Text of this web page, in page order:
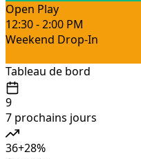
Open Play
12:30 - 2:00 PM
Weekend Drop-In
Tableau de bord
9
7 prochains jours
36+28%